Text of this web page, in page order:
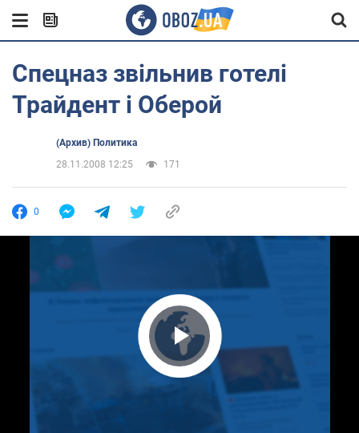
Спецназ звільнив готелі
Трайдент і Оберой
(Архив) Политика
28.11.2008 12:25
171
0
Play Video